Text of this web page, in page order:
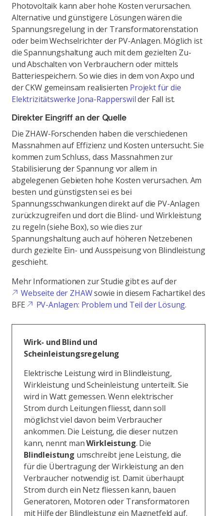
Photovoltaik kann aber hohe Kosten verursachen.
Alternative und günstigere Lösungen wären die
Spannungsregelung in der Transformatorenstation
oder beim Wechselrichter der PV-Anlagen. Möglich ist
die Spannungshaltung auch mit dem gezielten Zu-
und Abschalten von Verbrauchern oder mittels
Batteriespeichern. So wie dies in dem von Axpo und
der CKW gemeinsam realisierten Projekt für die
Elektrizitätswerke Jona-Rapperswilder Fall ist.
Direkter Eingriff an der Quelle
Die ZHAW-Forschenden haben die verschiedenen
Massnahmen auf Effizienz und Kosten untersucht. Sie
kommen zum Schluss, dass Massnahmen zur
Stabilisierung der Spannung vor allem in
abgelegenen Gebieten hohe Kosten verursachen. Am
besten und günstigsten sei es bei
Spannungsschwankungen direkt auf die PV-Anlagen
zurückzugreifen und dort die Blind- und Wirkleistung
zu regeln (siehe Box), so wie dies zur
Spannungshaltung auch auf höheren Netzebenen
durch gezielte Ein- und Ausspeisung von Blindleistung
geschieht.
Mehr Informationen zur Studie gibt es auf der
Webseite der ZHAWsowie in diesem Fachartikel des
BFE
PV-Anlagen: Problem und Teil der Lösung.
Wirk- und Blind und
Scheinleistungsregelung
Elektrische Leistung wird in Blindleistung,
Wirkleistung und Scheinleistung unterteilt. Sie
wird in Watt gemessen. Wenn elektrischer
Strom durch Leitungen fliesst, dann soll
möglichst viel davon beim Verbraucher
ankommen. Die Leistung, die dieser nutzen
kann, nennt manWirkleistung. Die
Blindleistung umschreibt jene Leistung, die
für die Übertragung der Wirkleistung an den
Verbraucher notwendig ist. Damit überhaupt
Strom durch ein Netz fliessen kann, bauen
Generatoren, Motoren oder Transformatoren
mit Hilfe der Blindleistung ein Magnetfeld auf.